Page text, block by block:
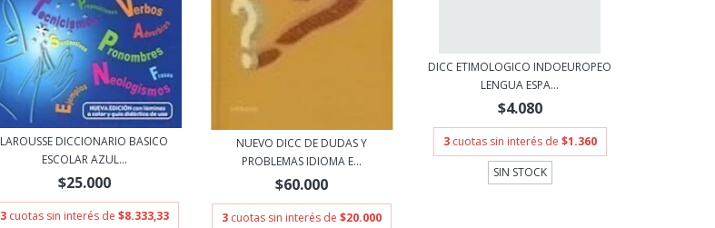
LAROUSSE DICCIONARIO BASICO
ESCOLAR AZUL...
$25.000
3 cuotas sin interés de $8.333,33
NUEVO DICC DE DUDAS Y
PROBLEMAS IDIOMA E...
$60.000
3 cuotas sin interés de$20.000
DICC ETIMOLOGICO INDOEUROPEO
LENGUA ESPA...
$4.080
3 cuotas sin interés de $1.360
SIN STOCK